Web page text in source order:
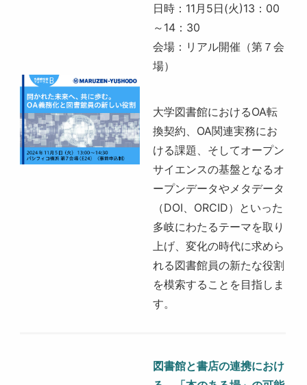
日時：11月5日(火)13：00
～14：30
会場：リアル開催（第７会
場​）
大学図書館におけるOA転
換契約、OA関連実務にお
ける課題、そしてオープン
サイエンスの基盤となるオ
ープンデータやメタデータ
（DOI、ORCID）といった
多岐にわたるテーマを取り
上げ、変化の時代に求めら
れる図書館員の新たな役割
を模索することを目指しま
す。
図書館と書店の連携におけ